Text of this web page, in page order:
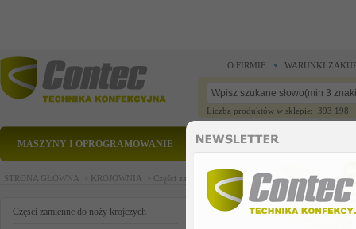
O FIRMIE WARUNKI
Liczba produktów w sklepie: 393 198
MASZYNY I OPROGRAMOWANIE CZĘŚCI ZAMIENNE
STRONA GŁÓWNA > KROJOWNIA > Części zamienne do noży krojczych >Części
Części zamienne do noży krojczych PASEK OSTRZĄCY -